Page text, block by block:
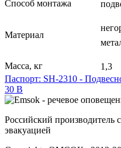
Способ монтажа
Материал
Масса, кг
1,3
Паспорт: SH-2310 -
30 В
Российский производитель
эвакуацией